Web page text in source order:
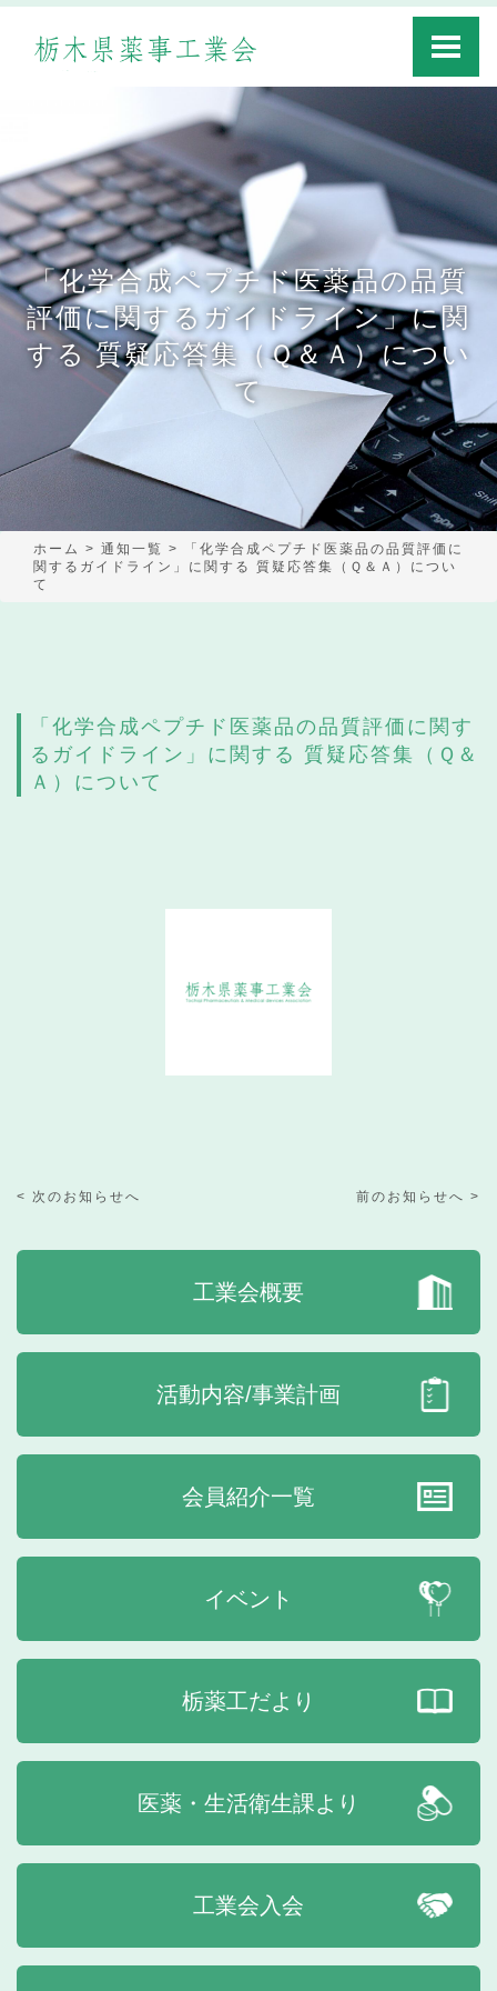
Toggle
「化学合成ペプチド医薬品の品質
評価に関するガイドライン」に関
する 質疑応答集（Ｑ＆Ａ）につい
て
ホーム > 通知一覧 >
「化学合成ペプチド医薬品の品質評価に
関するガイドライン」に関する 質疑応答集（Ｑ＆Ａ）につい
て
「化学合成ペプチド医薬品の品質評価に関す
るガイドライン」に関する 質疑応答集（Ｑ＆
Ａ）について
< 次のお知らせへ 前のお知らせへ >
工業会概要
活動内容/事業計画
会員紹介一覧
イベント
栃薬工だより
医薬・生活衛生課より
工業会入会